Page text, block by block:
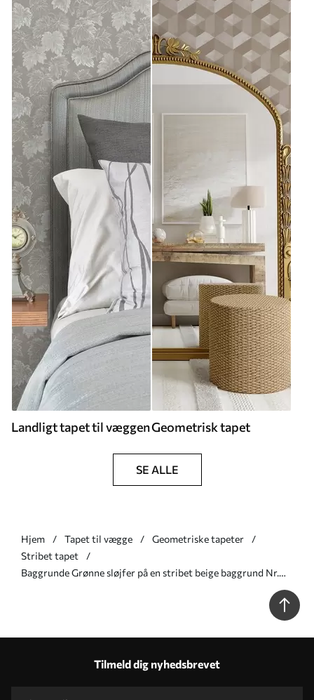
Landligt tapet til væggenGeometrisk tapet
SE ALLE
Hjem Tapet til vægge
Geometriske tapeter
Stribet tapet
Baggrunde Grønne sløjfer på en stribet beige baggrund Nr.
Tilmeld dig nyhedsbrevet